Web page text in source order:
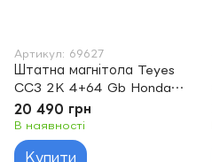
Артикул: 69627
Штатна магнітола Teyes
CC3 2K 4+64 Gb Honda
BRV 2015-2019 9"
20 490 грн
В наявності
Купити